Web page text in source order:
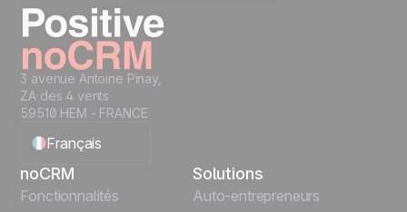
3 avenue Antoine Pinay,
ZA des 4 vents
59510 HEM - FRANCE
Français
English
noCRM
Fonctionnalités
Solutions
Auto-entrepreneurs